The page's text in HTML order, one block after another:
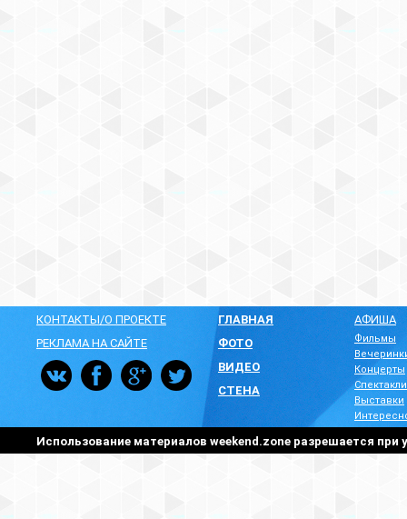
КОНТАКТЫ/О ПРОЕКТЕ
РЕКЛАМА НА САЙТЕ
ГЛАВНАЯ
ФОТО
ВИДЕО
СТЕНА
АФИША
Фильмы
Концерты
Спектакли
Выставки
Использование материалов weekend.zone разрешается